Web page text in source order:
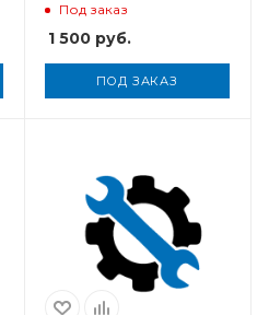
Под заказ
1 500руб.
ПОД ЗАКАЗ